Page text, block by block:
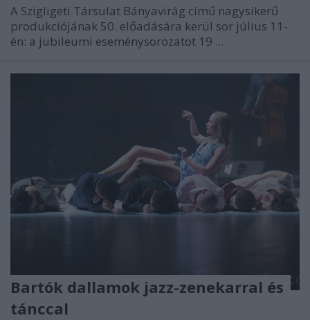
A Szigligeti Társulat Bányavirág című nagysikerű
produkciójának 50. előadására kerül sor július 11-
én: a jubileumi eseménysorozatot 19 ...
Bartók dallamok jazz-zenekarral és
tánccal